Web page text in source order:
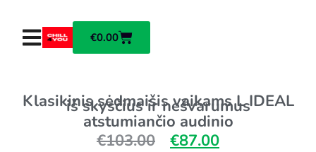
€0.00
Klasikinis sėdmaišis vaikams L IDEAL
iš skysčius ir nešvarumus
atstumiančio audinio
€103.00 €87.00